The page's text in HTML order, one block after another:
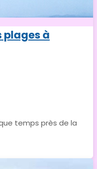
plages à
temps près de la